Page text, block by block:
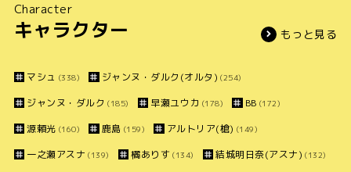
Character
キャラクター もっと見る
マシュ (338) ジャンヌ・ダルク(オルタ) (254)
ジャンヌ・ダルク (185) 早瀬ユウカ (178) BB (172)
源頼光 (160) 鹿島 (159) アルトリア(槍) (149)
一之瀬アスナ (139) 橘ありす (134) 結城明日奈(アスナ) (132)